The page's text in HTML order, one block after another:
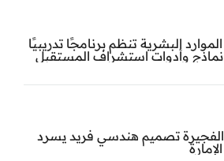
الموارد البشرية تنظم برنامجًا تدريبيًا
وأدوات استشراف المستقبل
تصميم هندسي فريد يسرد